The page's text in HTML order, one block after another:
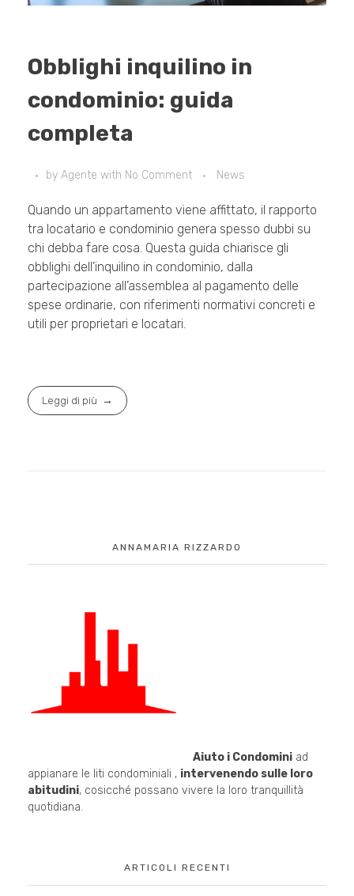
Obblighi inquilino in
condominio: guida
completa
by Agente with No Comment News
Quando un appartamento viene affittato, il rapporto
tra locatario e condominio genera spesso dubbi su
chi debba fare cosa. Questa guida chiarisce gli
obblighi dell’inquilino in condominio, dalla
partecipazione all’assemblea al pagamento delle
spese ordinarie, con riferimenti normativi concreti e
utili per proprietari e locatari.
Leggi di più
ANNAMARIA RIZZARDO
Aiuto i Condominiad
appianare le liti condominiali , intervenendo sulle loro
abitudini, cosicché possano vivere la loro tranquillità
quotidiana.
ARTICOLI RECENTI